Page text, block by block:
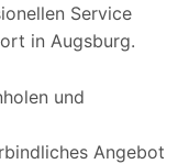
Service
in Augsburg.
und
Angebot